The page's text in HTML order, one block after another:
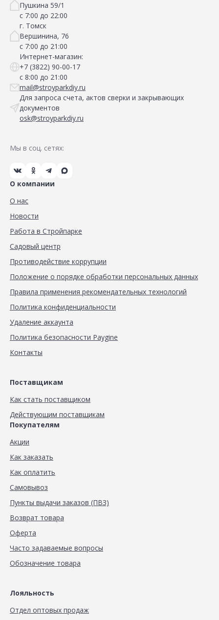
Пушкина 59/1
с 7:00 до 22:00
г. Томск
Вершинина, 76
с 7:00 до 21:00
Интернет-магазин:
+7 (3822) 90-00-17
с 8:00 до 21:00
mail@stroyparkdiy.ru
Для запроса счета, актов сверки и закрывающих
документов
osk@stroyparkdiy.ru
Мы в соц. сетях:
О компании
О нас
Новости
Работа в Стройпарке
Садовый центр
Противодействие коррупции
Положение о порядке обработки персональных данных
Правила применения рекомендательных технологий
Политика конфиденциальности
Удаление аккаунта
Политика безопасности Paygine
Контакты
Поставщикам
Как стать поставщиком
Действующим поставщикам
Покупателям
Акции
Как заказать
Как оплатить
Самовывоз
Пункты выдачи заказов (ПВЗ)
Возврат товара
Оферта
Часто задаваемые вопросы
Обозначение товара
Лояльность
Отдел оптовых продаж